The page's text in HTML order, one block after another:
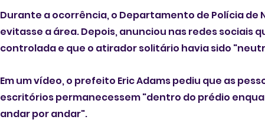
Durante a ocorrência, o Departamento de Polícia de
evitasse a área. Depois, anunciou nas redes sociais
controlada e que o atirador solitário havia sido
Em um vídeo, o prefeito Eric Adams pediu que as
escritórios permanecessem "dentro do prédio
andar por andar".